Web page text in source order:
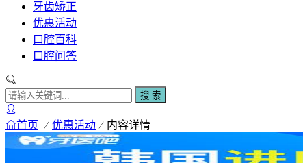
牙齿矫正
优惠活动
口腔百科
口腔问答
搜 索
首页 优惠活动 内容详情